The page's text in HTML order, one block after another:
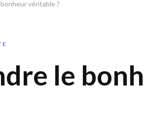
véritable ?
le